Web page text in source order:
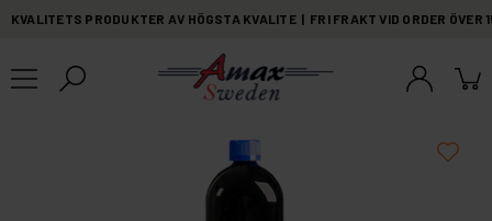
KVALITETS PRODUKTER AV HÖGSTA KVALITE | FRI FRAKT VID ORDER